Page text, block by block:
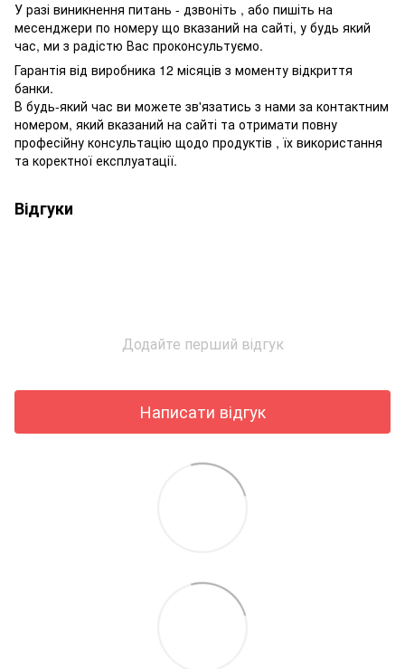
У разі виникнення питань - дзвоніть , або пишіть на
месенджери по номеру що вказаний на сайті, у будь який
час, ми з радістю Вас проконсультуємо.
Гарантія від виробника 12 місяців з моменту відкриття
банки.
В будь-який час ви можете зв'язатись з нами за контактним
номером, який вказаний на сайті та отримати повну
професійну консультацію щодо продуктів , їх використання
та коректної експлуатації.
Відгуки
Додайте перший відгук
Написати відгук